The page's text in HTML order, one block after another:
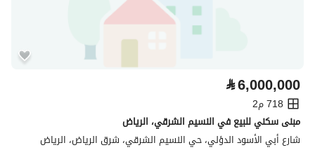
⃁6,000,000
718 م2
مبنى سكني للبيع في النسيم الشرقي، الرياض
شارع أبي الأسود الدؤلي، حي النسيم الشرقي، شرق الرياض، الرياض